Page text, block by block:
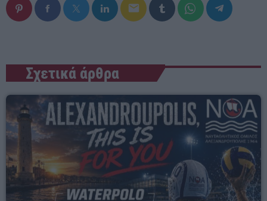
email
Σχετικά άρθρα